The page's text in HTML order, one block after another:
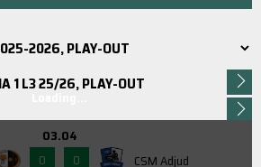
1 L3 25/26, PLAY-OUT
03.04
0
0 CSM Adjud